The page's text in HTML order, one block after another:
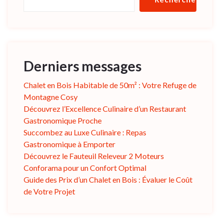
Derniers messages
Chalet en Bois Habitable de 50m² : Votre Refuge de
Montagne Cosy
Découvrez l’Excellence Culinaire d’un Restaurant
Gastronomique Proche
Succombez au Luxe Culinaire : Repas
Gastronomique à Emporter
Découvrez le Fauteuil Releveur 2 Moteurs
Conforama pour un Confort Optimal
Guide des Prix d’un Chalet en Bois : Évaluer le Coût
de Votre Projet